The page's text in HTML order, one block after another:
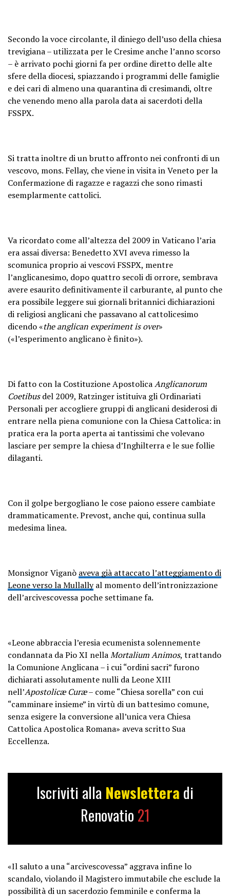
Secondo la voce circolante, il diniego dell’uso della chiesa
trevigiana – utilizzata per le Cresime anche l’anno scorso
– è arrivato pochi giorni fa per ordine diretto delle alte
sfere della diocesi, spiazzando i programmi delle famiglie
e dei cari di almeno una quarantina di cresimandi, oltre
che venendo meno alla parola data ai sacerdoti della
FSSPX.
Si tratta inoltre di un brutto affronto nei confronti di un
vescovo, mons. Fellay, che viene in visita in Veneto per la
Confermazione di ragazze e ragazzi che sono rimasti
esemplarmente cattolici.
Va ricordato come all’altezza del 2009 in Vaticano l’aria
era assai diversa: Benedetto XVI aveva rimesso la
scomunica proprio ai vescovi FSSPX, mentre
l’anglicanesimo, dopo quattro secoli di orrore, sembrava
avere esaurito definitivamente il carburante, al punto che
era possibile leggere sui giornali britannici dichiarazioni
di religiosi anglicani che passavano al cattolicesimo
dicendo «the anglican experiment is over»
(«l’esperimento anglicano è finito»).
Di fatto con la Costituzione ApostolicaAnglicanorum
Coetibusdel 2009, Ratzinger istituiva gli Ordinariati
Personali per accogliere gruppi di anglicani desiderosi di
entrare nella piena comunione con la Chiesa Cattolica: in
pratica era la porta aperta ai tantissimi che volevano
lasciare per sempre la chiesa d’Inghilterra e le sue follie
dilaganti.
Con il golpe bergogliano le cose paiono essere cambiate
drammaticamente. Prevost, anche qui, continua sulla
medesima linea.
Monsignor Viganò aveva già attaccato l’atteggiamento di
Leone verso la Mullallyal momento dell’intronizzazione
dell’arcivescovessa poche settimane fa.
«Leone abbraccia l’eresia ecumenista solennemente
condannata da Pio XI nellaMortalium Animos, trattando
la Comunione Anglicana – i cui “ordini sacri” furono
dichiarati assolutamente nulli da Leone XIII
nell’Apostolicæ Curæ– come “Chiesa sorella” con cui
“camminare insieme” in virtù di un battesimo comune,
senza esigere la conversione all’unica vera Chiesa
Cattolica Apostolica Romana» aveva scritto Sua
Eccellenza.
Iscriviti alla Newslettera di
Renovatio 21
«Il saluto a una “arcivescovessa” aggrava infine lo
scandalo, violando il Magistero immutabile che esclude la
possibilità di un sacerdozio femminile e conferma la